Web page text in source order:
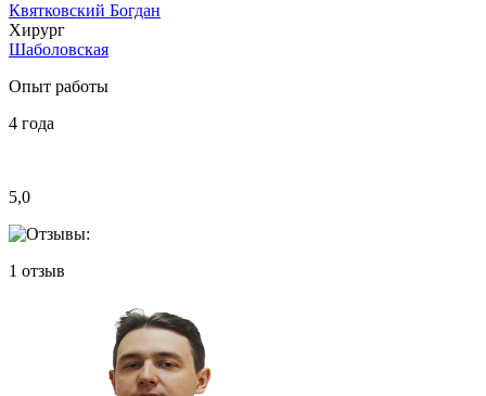
Квятковский Богдан
Хирург
Шаболовская
Опыт работы
4 года
5,0
1 отзыв